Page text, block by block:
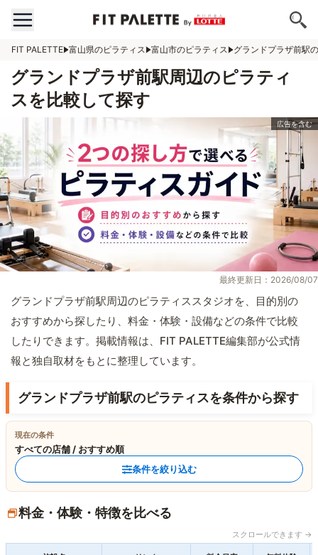
FIT PALETTE 富山県のピラティス 富山市のピラティス グランドプラザ前駅
グランドプラザ前駅周辺のピラティ
スを比較して探す
最終更新日：2026/08/07
グランドプラザ前駅周辺のピラティススタジオを、目的別の
おすすめから探したり、料金・体験・設備などの条件で比較
したりできます。掲載情報は、FIT PALETTE編集部が公式情
報と独自取材をもとに整理しています。
グランドプラザ前駅のピラティスを条件から探す
現在の条件
すべての店舗 / おすすめ順
条件を絞り込む
料金・体験・特徴を比べる
スクロールできます →